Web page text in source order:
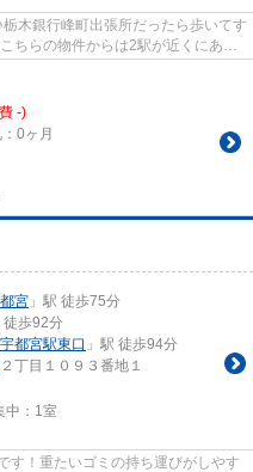
木銀行峰町出張所だったら歩いてす
ちらの物件からは2駅が近くにあ
-)
0ヶ月
宮 」駅 徒歩75分
徒歩92分
宇都宮駅東口 」駅 徒歩94分
２丁目１０９３番地１
： 1室
！重たいゴミの持ち運びがしやす